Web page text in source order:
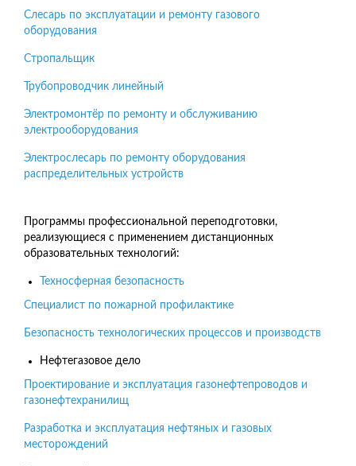
Слесарь по эксплуатации и ремонту газового
оборудования
Стропальщик
Трубопроводчик линейный
Электромонтёр по ремонту и обслуживанию
электрооборудования
Электрослесарь по ремонту оборудования
распределительных устройств
Программы профессиональной переподготовки,
реализующиеся с применением дистанционных
образовательных технологий:
Техносферная безопасность
Специалист по пожарной профилактике
Безопасность технологических процессов и производств
Нефтегазовое дело
Проектирование и эксплуатация газонефтепроводов и
газонефтехранилищ
Разработка и эксплуатация нефтяных и газовых
месторождений